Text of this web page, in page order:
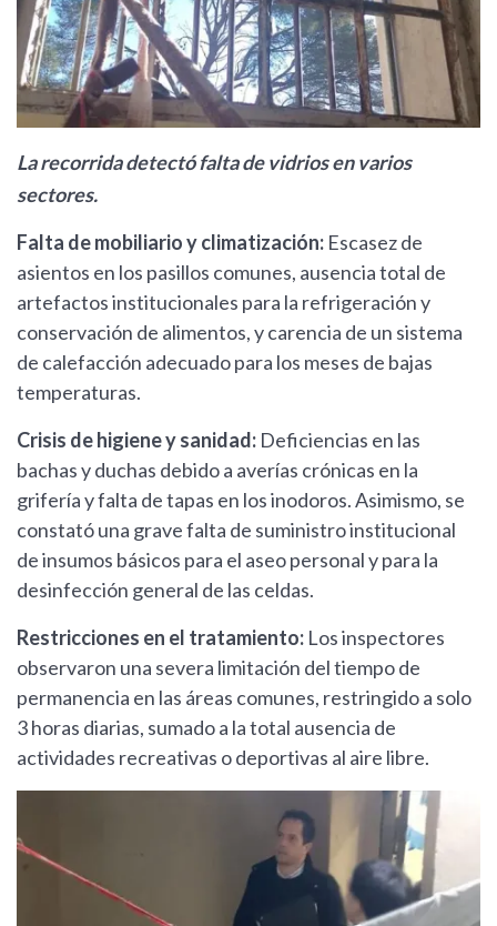
La recorrida detectó falta de vidrios en varios
sectores.
Falta de mobiliario y climatización: Escasez de
asientos en los pasillos comunes, ausencia total de
artefactos institucionales para la refrigeración y
conservación de alimentos, y carencia de un sistema
de calefacción adecuado para los meses de bajas
temperaturas.
Crisis de higiene y sanidad: Deficiencias en las
bachas y duchas debido a averías crónicas en la
grifería y falta de tapas en los inodoros. Asimismo, se
constató una grave falta de suministro institucional
de insumos básicos para el aseo personal y para la
desinfección general de las celdas.
Restricciones en el tratamiento: Los inspectores
observaron una severa limitación del tiempo de
permanencia en las áreas comunes, restringido a solo
3 horas diarias, sumado a la total ausencia de
actividades recreativas o deportivas al aire libre.